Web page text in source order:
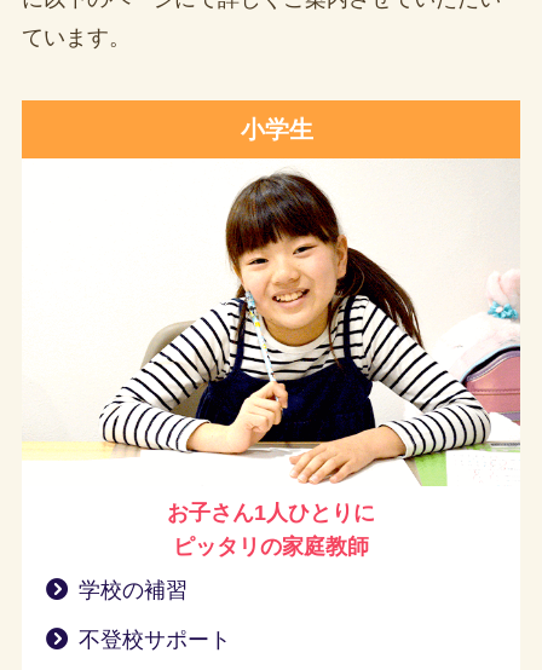
ています。
小学生
お子さん1人ひとりに
ピッタリの家庭教師
学校の補習
不登校サポート